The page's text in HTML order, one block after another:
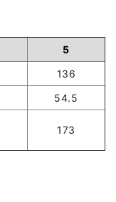
5
136
54.5
173